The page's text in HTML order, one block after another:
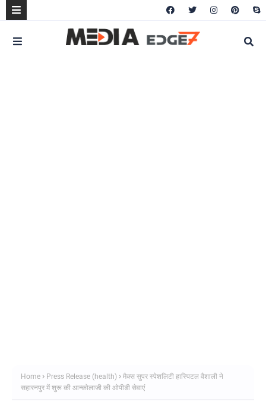
Home Press Release (health)
मैक्स सुपर स्पेशलिटी हास्पिटल वैशाली ने
सहारनपुर में शुरू की आन्कोलाजी की ओपीडी सेवाएं